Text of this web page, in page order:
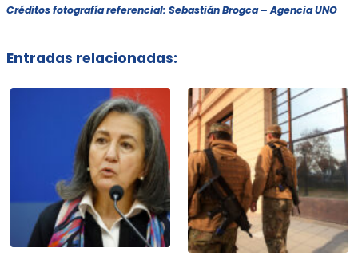
Créditos fotografía referencial: Sebastián Brogca – Agencia UNO
Entradas relacionadas: